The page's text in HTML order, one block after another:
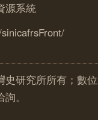
源系統
史研究所所有；數
。